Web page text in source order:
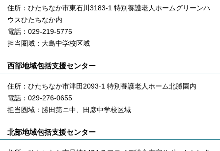
住所：ひたちなか市東石川3183-1 特別養護老人ホームグリーンハ
ウスひたちなか内
電話：029-219-5775
担当圏域：大島中学校区域
西部地域包括支援センター
住所：ひたちなか市津田2093-1 特別養護老人ホーム北勝園内
電話：029-276-0655
担当圏域：勝田第ニ中、田彦中学校区域
北部地域包括支援センター